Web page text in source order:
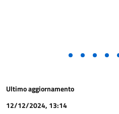
Ultimo aggiornamento
12/12/2024, 13:14